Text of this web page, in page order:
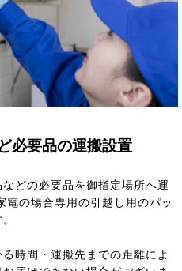
必要品の運搬設置
どの必要品を御指定場所へ運
電の場合専用の引越し用のパッ
時間・運搬先までの距離によ